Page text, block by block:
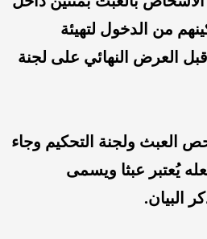
من الدخول لتهيئة
قبل العرض النهائي على لجنة
العبث ولجنة التحكيم وجاء
يُعتبر عبثا ويسمى
البيان.